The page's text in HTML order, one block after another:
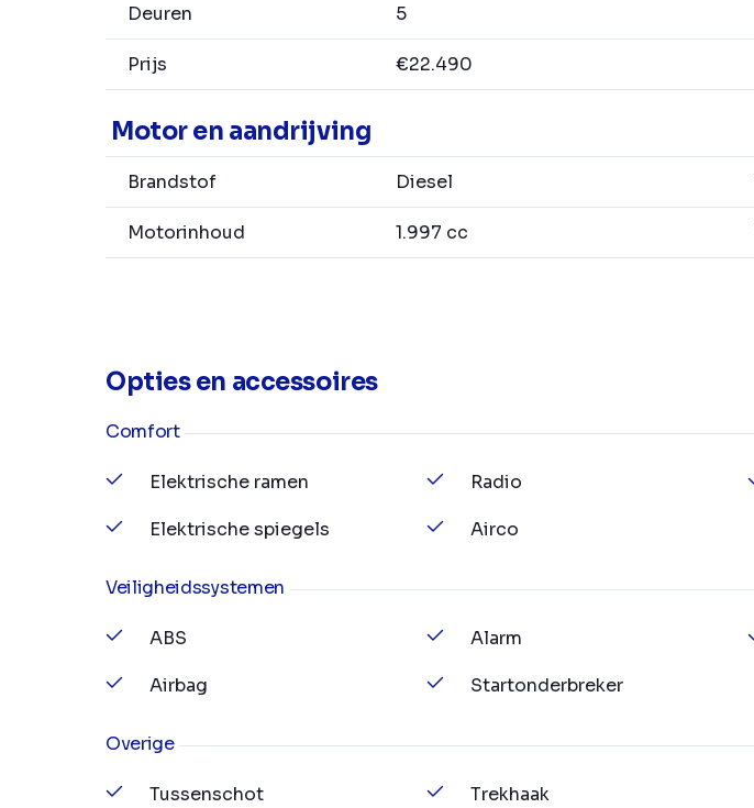
Deuren 5
Prijs €22.490
Motor en aandrijving
Brandstof Diesel
Motorinhoud 1.997 cc
Opties en accessoires
Comfort
Elektrische ramen
Elektrische spiegels
Radio
Airco
Veiligheidssystemen
ABS
Airbag
Alarm
Startonderbreker
Overige
Tussenschot Trekhaak